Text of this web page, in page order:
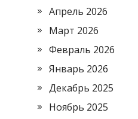
Апрель 2026
Март 2026
Февраль 2026
Январь 2026
Декабрь 2025
Ноябрь 2025